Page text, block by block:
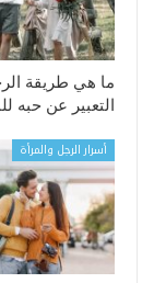
ما هي طريقة
التعبير عن حبه
أسرار الرجل والمرأة